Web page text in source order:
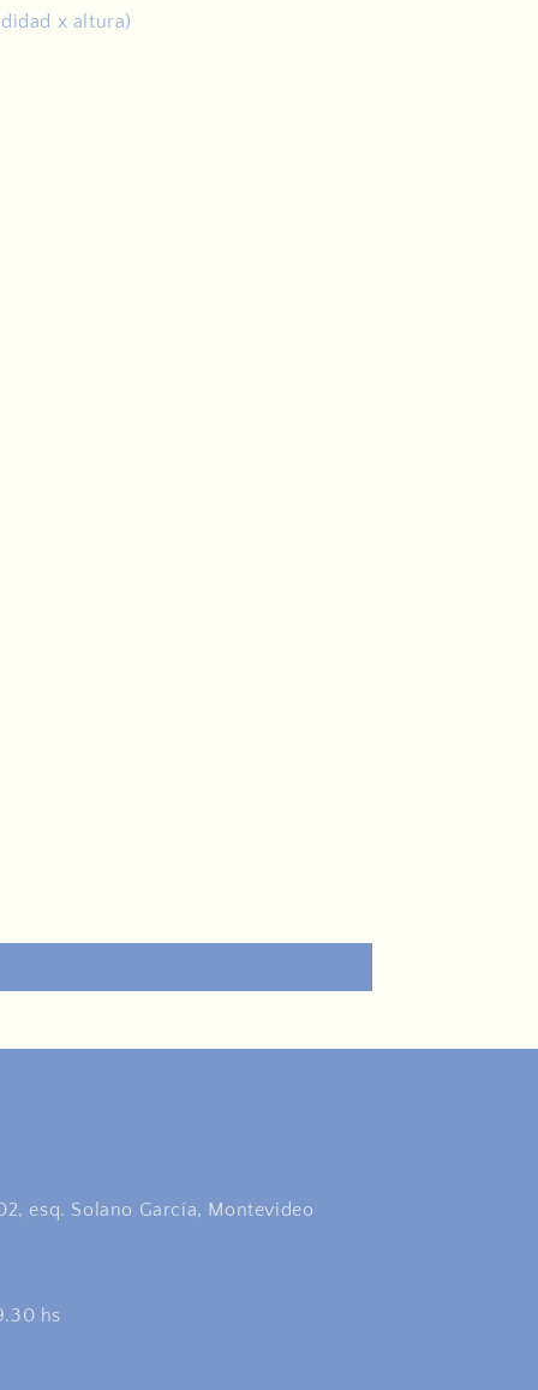
x altura)
esq. Solano García, Montevideo
hs